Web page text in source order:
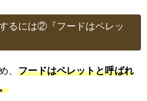
るには②『フードはペレッ
、 フードはペレットと呼ばれ